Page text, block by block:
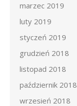
marzec 2019
luty 2019
styczeń 2019
grudzień 2018
listopad 2018
październik 2018
wrzesień 2018